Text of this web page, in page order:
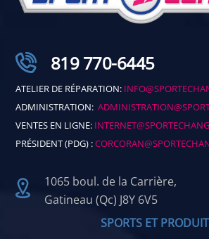
819 770-6445
ATELIER DE RÉPARATION:
ADMINISTRATION:
VENTES EN LIGNE:
PRÉSIDENT (PDG) :
1065 boul. de la Carrière,
Gatineau (Qc) J8Y 6V5
SPORTS ET